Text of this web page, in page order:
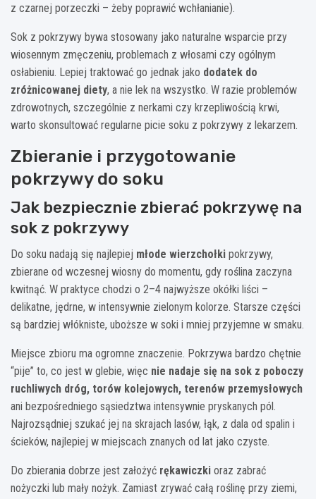
z czarnej porzeczki – żeby poprawić wchłanianie).
Sok z pokrzywy bywa stosowany jako naturalne wsparcie przy
wiosennym zmęczeniu, problemach z włosami czy ogólnym
osłabieniu. Lepiej traktować go jednak jako dodatek do
zróżnicowanej diety, a nie lek na wszystko. W razie problemów
zdrowotnych, szczególnie z nerkami czy krzepliwością krwi,
warto skonsultować regularne picie soku z pokrzywy z lekarzem.
Zbieranie i przygotowanie
pokrzywy do soku
Jak bezpiecznie zbierać pokrzywę na
sok z pokrzywy
Do soku nadają się najlepiej młode wierzchołki pokrzywy,
zbierane od wczesnej wiosny do momentu, gdy roślina zaczyna
kwitnąć. W praktyce chodzi o 2–4 najwyższe okółki liści –
delikatne, jędrne, w intensywnie zielonym kolorze. Starsze części
są bardziej włókniste, uboższe w soki i mniej przyjemne w smaku.
Miejsce zbioru ma ogromne znaczenie. Pokrzywa bardzo chętnie
“pije” to, co jest w glebie, więc nie nadaje się na sok z poboczy
ruchliwych dróg, torów kolejowych, terenów przemysłowych
ani bezpośredniego sąsiedztwa intensywnie pryskanych pól.
Najrozsądniej szukać jej na skrajach lasów, łąk, z dala od spalin i
ścieków, najlepiej w miejscach znanych od lat jako czyste.
Do zbierania dobrze jest założyć rękawiczki oraz zabrać
nożyczki lub mały nożyk. Zamiast zrywać całą roślinę przy ziemi,